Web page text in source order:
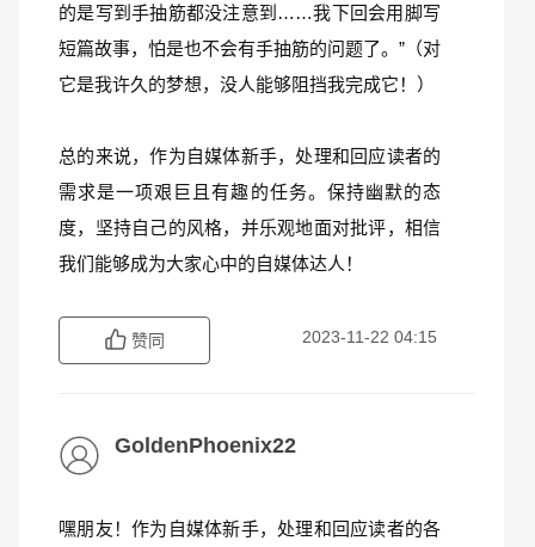
的是写到手抽筋都没注意到……我下回会用脚写
短篇故事，怕是也不会有手抽筋的问题了。”（对
它是我许久的梦想，没人能够阻挡我完成它！）
总的来说，作为自媒体新手，处理和回应读者的
需求是一项艰巨且有趣的任务。保持幽默的态
度，坚持自己的风格，并乐观地面对批评，相信
我们能够成为大家心中的自媒体达人！
赞同 2023-11-22 04:15
GoldenPhoenix22
嘿朋友！作为自媒体新手，处理和回应读者的各